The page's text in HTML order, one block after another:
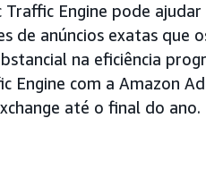
Engine pode
de anúncios exatas que
na eficiência
Engine com a Amazon
até o final do ano.